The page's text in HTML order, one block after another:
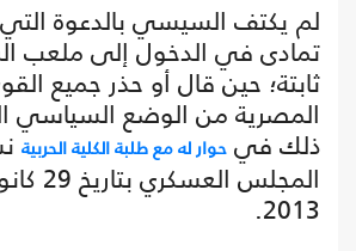
لم يكتف السيسي بالدعوة
تمادى في الدخول إلى ملعب
ثابتة؛ حين قال أو حذر جميع
المصرية من الوضع السياسي
ذلك في حوار له مع طلبة الكلية الحربية
المجلس
2013.